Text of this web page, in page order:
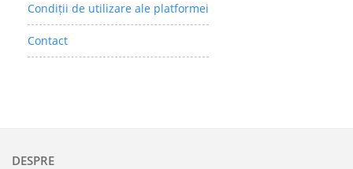
Condiții de utilizare ale platformei
Contact
DESPRE